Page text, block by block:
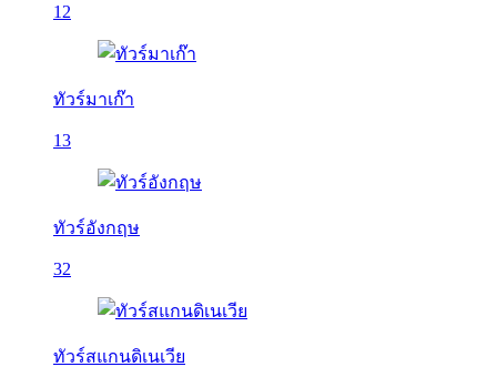
12
ทัวร์มาเก๊า
13
ทัวร์อังกฤษ
32
ทัวร์สแกนดิเนเวีย